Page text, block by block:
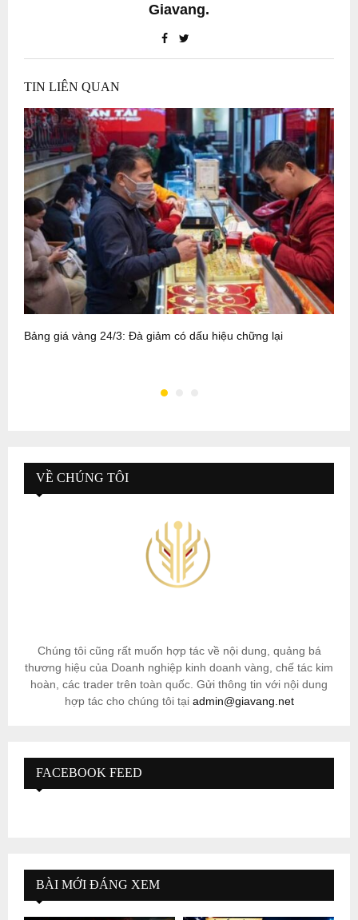
Giavang.
TIN LIÊN QUAN
Bảng giá vàng 24/3: Đà giảm có dấu hiệu chững lại
VỀ CHÚNG TÔI
Chúng tôi cũng rất muốn hợp tác về nội dung, quảng bá
thương hiệu của Doanh nghiệp kinh doanh vàng, chế tác kim
hoàn, các trader trên toàn quốc. Gửi thông tin với nội dung
hợp tác cho chúng tôi tại admin@giavang.net
FACEBOOK FEED
BÀI MỚI ĐÁNG XEM